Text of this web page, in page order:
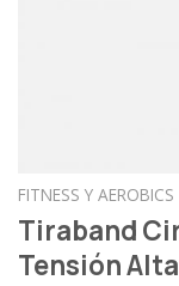
FITNESS Y AEROBICS
Tiraband
Tensión Alta